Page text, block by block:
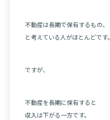
不動産は長期で保有するもの、
と考えている人がほとんどです。
ですが、
不動産を長期に保有すると
収入は下がる一方です。